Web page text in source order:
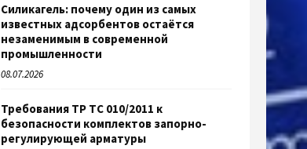
Силикагель: почему один из самых
известных адсорбентов остаётся
незаменимым в современной
промышленности
08.07.2026
Требования ТР ТС 010/2011 к
безопасности комплектов запорно-
регулирующей арматуры